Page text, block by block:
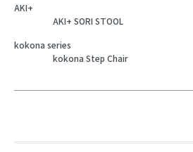
AKI+
AKI+ SORI STOOL
kokona series
kokona Step Chair